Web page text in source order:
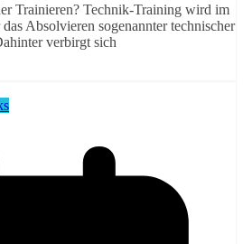
Trainieren? Technik-Training wird im
Absolvieren sogenannter technischer
verbirgt sich